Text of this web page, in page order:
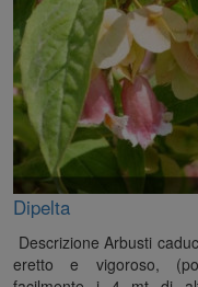
Dipelta
Descrizione Arbusti
eretto e vigoroso,